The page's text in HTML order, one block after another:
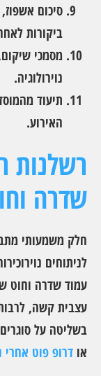
סיכום
ביקורות
מסמכי
נוירולוגיה.
תיעוד
האירוע.
רשלנות
שדרה
חלק משמעותי
לניתוחים
עמוד שדרה וחוט
עצבית קשה,
בשליטה על
או דרופ פוט אחרי